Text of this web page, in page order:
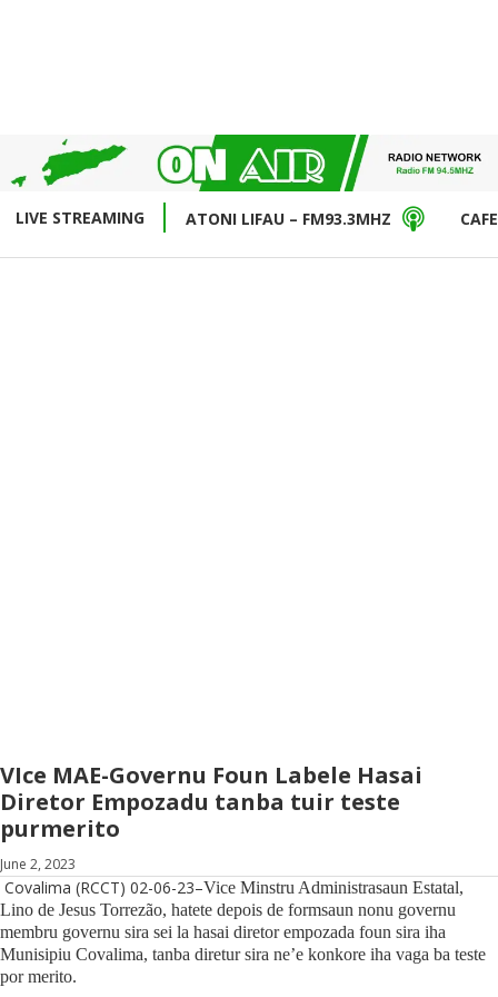
LIVE STREAMING ATONI LIFAU – FM93.3MHZ
VIce MAE-Governu Foun Labele Hasai
Diretor Empozadu tanba tuir teste
purmerito
June 2, 2023
Covalima (RCCT) 02-06-23–Vice Minstru Administrasaun Estatal,
Lino de Jesus Torrezão, hatete depois de formsaun nonu governu
membru governu sira sei la hasai diretor empozada foun sira iha
Munisipiu Covalima, tanba diretur sira ne’e konkore iha vaga ba teste
por merito.